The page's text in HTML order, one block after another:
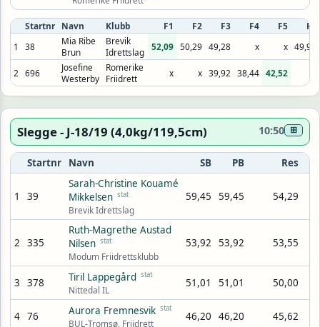
Startnr Navn Klubb F1 F2 F3 F4 F5
F6
1
38
Mia Ribe
Brun
Brevik
Idrettslag
52,09 50,29 49,28 x x 49,98
2 696
Josefine
Westerby
Romerike
Friidrett
x x 39,92 38,44 42,52
Slegge - J-18/19 (4,0kg/119,5cm) 10:50 ⊞
Startnr Navn SB PB Res
1 39
Sarah-Christine Kouamé
Mikkelsen stat
Brevik Idrettslag
59,45 59,45 54,29
2 335
Ruth-Magrethe Austad
Nilsen stat
Modum Friidrettsklubb
53,92 53,92 53,55
3 378 Tiril Lappegård stat
Nittedal IL
51,01 51,01 50,00
4 76 Aurora Fremnesvik stat
BUL-Tromsø, Friidrett
46,20 46,20 45,62